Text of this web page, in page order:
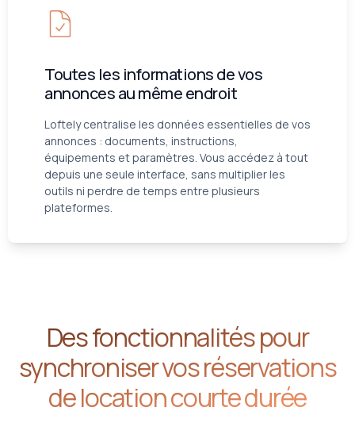
Toutes les informations de vos
annonces au même endroit
Loftely centralise les données essentielles de vos
annonces : documents, instructions,
équipements et paramètres. Vous accédez à tout
depuis une seule interface, sans multiplier les
outils ni perdre de temps entre plusieurs
plateformes.
Des fonctionnalités pour
synchroniser vos réservations
de location courte durée